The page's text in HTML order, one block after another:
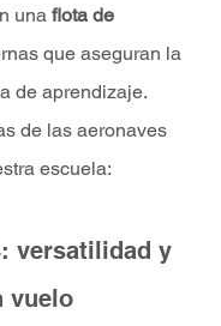
una flota de
que aseguran la
de aprendizaje.
de las aeronaves
escuela:
versatilidad y
vuelo